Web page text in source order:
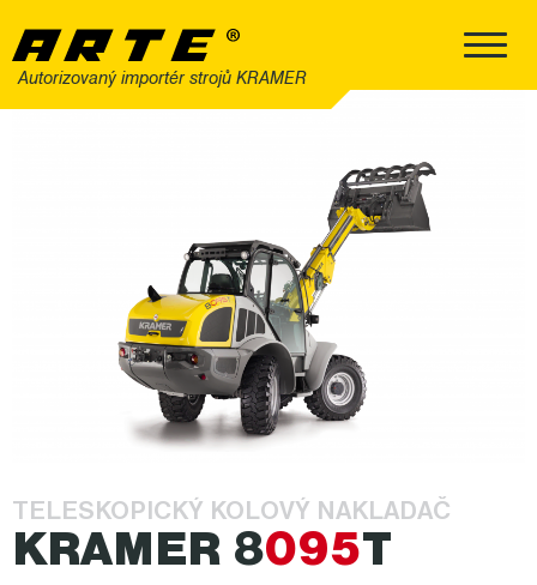
Autorizovaný importér strojů KRAMER
TELESKOPICKÝ KOLOVÝ NAKLADAČ
KRAMER 8095T